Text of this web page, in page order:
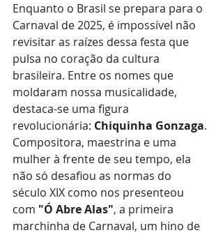
Enquanto o Brasil se prepara para o
Carnaval de 2025, é impossível não
revisitar as raízes dessa festa que
pulsa no coração da cultura
brasileira. Entre os nomes que
moldaram nossa musicalidade,
destaca-se uma figura
revolucionária: Chiquinha Gonzaga.
Compositora, maestrina e uma
mulher à frente de seu tempo, ela
não só desafiou as normas do
século XIX como nos presenteou
com "Ó Abre Alas", a primeira
marchinha de Carnaval, um hino de